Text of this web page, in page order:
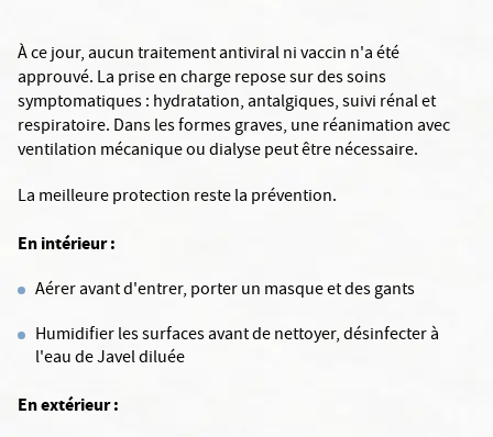
À ce jour, aucun traitement antiviral ni vaccin n'a été
approuvé. La prise en charge repose sur des soins
symptomatiques : hydratation, antalgiques, suivi rénal et
respiratoire. Dans les formes graves, une réanimation avec
ventilation mécanique ou dialyse peut être nécessaire.
La meilleure protection reste la prévention.
En intérieur :
Aérer avant d'entrer, porter un masque et des gants
Humidifier les surfaces avant de nettoyer, désinfecter à
l'eau de Javel diluée
En extérieur :